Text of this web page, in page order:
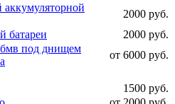
2000 руб.
батареи
2000 руб.
под днищем
от 6000 руб.
1500 руб.